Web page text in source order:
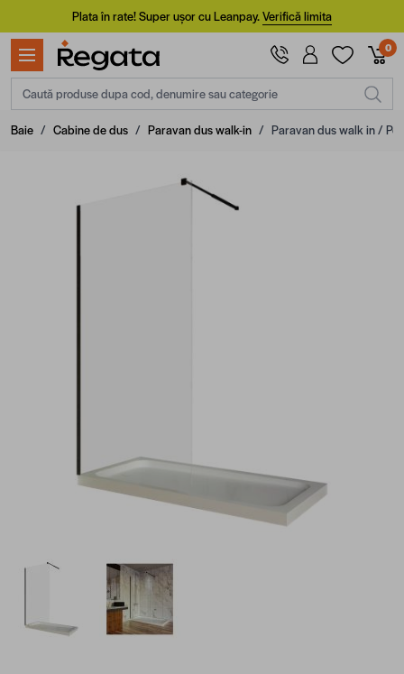
Mergi la ConținutPlata în rate! Super ușor cu Leanpay.Verifică limita
0
Caută produse dupa cod, denumire sau categorie
Baie / Cabine de dus / Paravan dus walk-in / Paravan dus walk in /
View larger imageView larger image